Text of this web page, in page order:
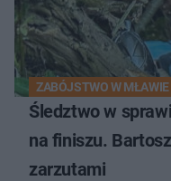
ZABÓJSTWO W MŁAWIE
Śledztwo w
na finiszu.
zarzutami